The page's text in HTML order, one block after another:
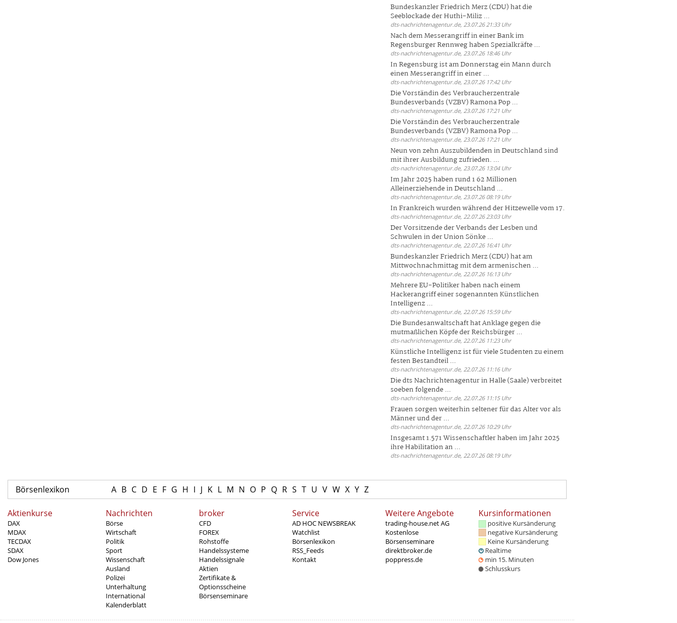
Bundeskanzler Friedrich Merz (CDU) hat die
Seeblockade der Huthi-Miliz ...
dts-nachrichtenagentur.de, 23.07.26 21:33 Uhr
Nach dem Messerangriff in einer Bank im
Regensburger Rennweg haben Spezialkräfte ...
dts-nachrichtenagentur.de, 23.07.26 18:46 Uhr
In Regensburg ist am Donnerstag ein Mann durch
einen Messerangriff in einer ...
dts-nachrichtenagentur.de, 23.07.26 17:42 Uhr
Die Vorständin des Verbraucherzentrale
Bundesverbands (VZBV) Ramona Pop ...
dts-nachrichtenagentur.de, 23.07.26 17:21 Uhr
Die Vorständin des Verbraucherzentrale
Bundesverbands (VZBV) Ramona Pop ...
dts-nachrichtenagentur.de, 23.07.26 17:21 Uhr
Neun von zehn Auszubildenden in Deutschland sind
mit ihrer Ausbildung zufrieden. ...
dts-nachrichtenagentur.de, 23.07.26 13:04 Uhr
Im Jahr 2025 haben rund 1 62 Millionen
Alleinerziehende in Deutschland ...
dts-nachrichtenagentur.de, 23.07.26 08:19 Uhr
In Frankreich wurden während der Hitzewelle vom 17.
dts-nachrichtenagentur.de, 22.07.26 23:03 Uhr
Der Vorsitzende der Verbands der Lesben und
Schwulen in der Union Sönke ...
dts-nachrichtenagentur.de, 22.07.26 16:41 Uhr
Bundeskanzler Friedrich Merz (CDU) hat am
Mittwochnachmittag mit dem armenischen ...
dts-nachrichtenagentur.de, 22.07.26 16:13 Uhr
Mehrere EU-Politiker haben nach einem
Hackerangriff einer sogenannten Künstlichen
Intelligenz ...
dts-nachrichtenagentur.de, 22.07.26 15:59 Uhr
Die Bundesanwaltschaft hat Anklage gegen die
mutmaßlichen Köpfe der Reichsbürger ...
dts-nachrichtenagentur.de, 22.07.26 11:23 Uhr
Künstliche Intelligenz ist für viele Studenten zu einem
festen Bestandteil ...
dts-nachrichtenagentur.de, 22.07.26 11:16 Uhr
Die dts Nachrichtenagentur in Halle (Saale) verbreitet
soeben folgende ...
dts-nachrichtenagentur.de, 22.07.26 11:15 Uhr
Frauen sorgen weiterhin seltener für das Alter vor als
Männer und der ...
dts-nachrichtenagentur.de, 22.07.26 10:29 Uhr
Insgesamt 1.571 Wissenschaftler haben im Jahr 2025
ihre Habilitation an ...
dts-nachrichtenagentur.de, 22.07.26 08:19 Uhr
Börsenlexikon A B C D E F G H I J K L M N O P Q R S T U V W X Y Z
Aktienkurse
DAX
MDAX
TECDAX
SDAX
Dow Jones
Nachrichten
Börse
Wirtschaft
Politik
Sport
Wissenschaft
Ausland
Polizei
Unterhaltung
International
Kalenderblatt
broker
CFD
FOREX
Rohstoffe
Handelssysteme
Handelssignale
Aktien
Zertifikate &
Optionsscheine
Börsenseminare
Service
AD HOC NEWSBREAK
Watchlist
Börsenlexikon
RSS_Feeds
Kontakt
Weitere Angebote
trading-house.net AG
Kostenlose
Börsenseminare
direktbroker.de
poppress.de
Kursinformationen
positive Kursänderung
negative Kursänderung
Keine Kursänderung
Realtime
min 15. Minuten
Schlusskurs